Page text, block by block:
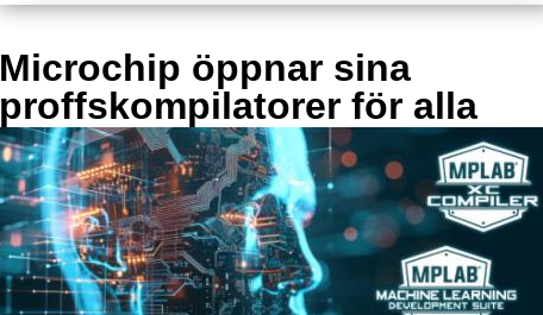
Microchip öppnar sina
proffskompilatorer för alla